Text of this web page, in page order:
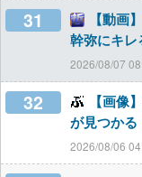
31
【動画
幹弥にキ
2026/08/07
32
【画像
が見つかる
2026/08/06